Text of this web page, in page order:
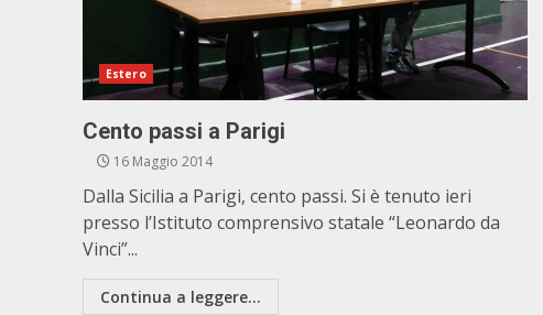
Estero
Cento passi a Parigi
16 Maggio 2014
Dalla Sicilia a Parigi, cento passi. Si è tenuto ieri
presso l’Istituto comprensivo statale “Leonardo da
Vinci”...
Continua a leggere...